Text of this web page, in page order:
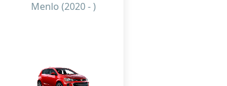
Menlo (2020 - )